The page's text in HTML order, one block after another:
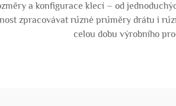
a konfigurace klecí – od
zpracovávat různé průměry drátu i
celou dobu výrobního